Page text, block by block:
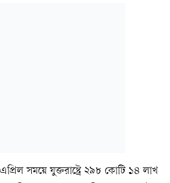
সময়ে যুক্তরাষ্ট্রে ২৯৮ কোটি ১৪ লাখ